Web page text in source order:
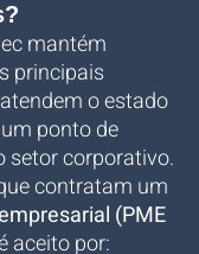
mantém
principais
o estado
ponto de
setor corporativo.
contratam um
(PME
aceito por: